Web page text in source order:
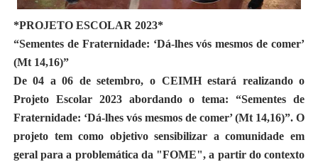
*PROJETO ESCOLAR 2023*
“Sementes de Fraternidade: ‘Dá-lhes vós mesmos de comer’
(Mt 14,16)”
De 04 a 06 de setembro, o CEIMH estará realizando o
Projeto Escolar 2023 abordando o tema: “Sementes de
Fraternidade: ‘Dá-lhes vós mesmos de comer’ (Mt 14,16)”. O
projeto tem como objetivo sensibilizar a comunidade em
geral para a problemática da "FOME", a partir do contexto